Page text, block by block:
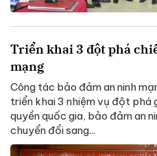
Triển khai 3 đột phá
mạng
Công tác bảo đảm an ninh
triển khai 3 nhiệm vụ đột phá
quyền quốc gia, bảo đảm an
chuyển đổi sang...